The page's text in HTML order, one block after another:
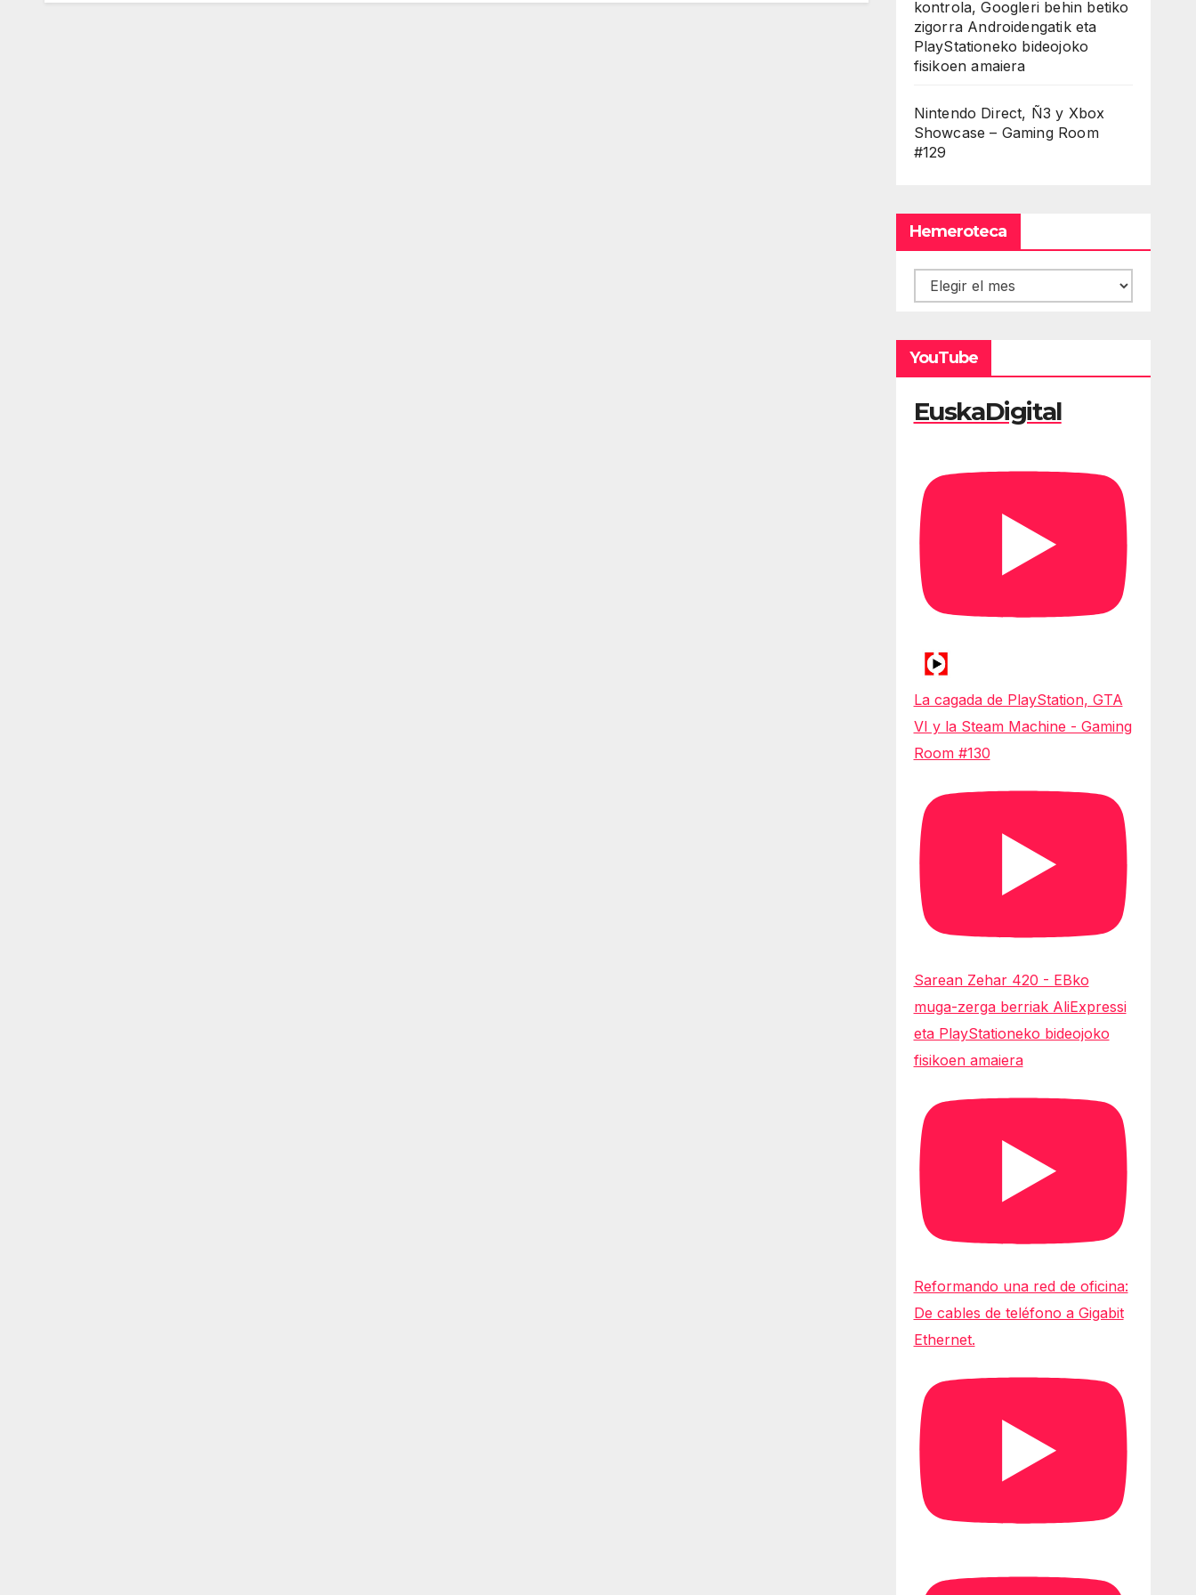
kontrola, Googleri behin betiko
zigorra Androidengatik eta
PlayStationeko bideojoko
fisikoen amaiera
Nintendo Direct, Ñ3 y Xbox
Showcase – Gaming Room
#129
Hemeroteca
Hemeroteca
YouTube
EuskaDigital
La cagada de PlayStation, GTA
VI y la Steam Machine - Gaming
Room #130
Sarean Zehar 420 - EBko
muga-zerga berriak AliExpressi
eta PlayStationeko bideojoko
fisikoen amaiera
Reformando una red de oficina:
De cables de teléfono a Gigabit
Ethernet.